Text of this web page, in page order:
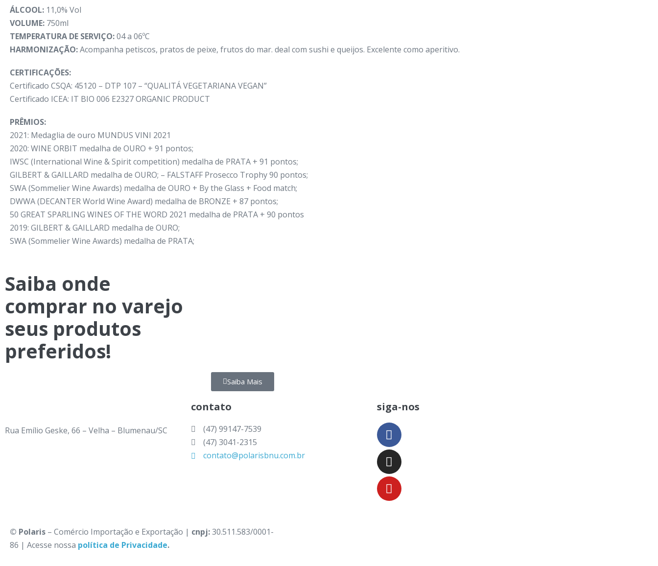
ÁLCOOL: 11,0% Vol
VOLUME: 750ml
TEMPERATURA DE SERVIÇO:04 a 06ºC
HARMONIZAÇÃO:Acompanha petiscos, pratos de peixe, frutos do mar. deal com sushi e queijos. Excelente como aperitivo.
CERTIFICAÇÕES:
Certificado CSQA: 45120 – DTP 107 – “QUALITÁ VEGETARIANA VEGAN”
Certificado ICEA: IT BIO 006 E2327 ORGANIC PRODUCT
PRÊMIOS:
2021: Medaglia de ouro MUNDUS VINI 2021
2020: WINE ORBIT medalha de OURO + 91 pontos;
IWSC (International Wine & Spirit competition) medalha de PRATA + 91 pontos;
GILBERT & GAILLARD medalha de OURO; – FALSTAFF Prosecco Trophy 90 pontos;
SWA (Sommelier Wine Awards) medalha de OURO + By the Glass + Food match;
DWWA (DECANTER World Wine Award) medalha de BRONZE + 87 pontos;
50 GREAT SPARLING WINES OF THE WORD 2021 medalha de PRATA + 90 pontos
2019: GILBERT & GAILLARD medalha de OURO;
SWA (Sommelier Wine Awards) medalha de PRATA;
Saiba onde
comprar no varejo
seus produtos
preferidos!
Saiba Mais
Rua Emílio Geske, 66 – Velha – Blumenau/SC
contato
(47) 99147-7539
(47) 3041-2315
contato@polarisbnu.com.br
siga-nos
© Polaris – Comércio Importação e Exportação | cnpj:30.511.583/0001-
86 | Acesse nossa política de Privacidade.